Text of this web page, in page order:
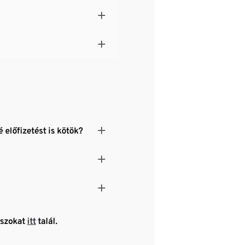
előfizetést is kötök?
itt talál.